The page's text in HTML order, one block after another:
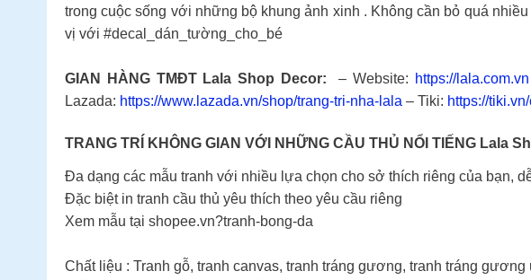
trong cuộc sống với những bộ khung ảnh xinh .️ Không cần bỏ quá
vị với #decal_dán_tường_cho_bé
GIAN HÀNG TMĐT Lala Shop Decor: – Website: https://lala.com.vn
Lazada: https://www.lazada.vn/shop/trang-tri-nha-lala – Tiki: https://
TRANG TRÍ KHÔNG GIAN VỚI NHỮNG CẦU THỦ NỔI TIẾNG Lala
Đa dạng các mẫu tranh với nhiều lựa chọn cho sở thích riêng của bạn,
Đặc biệt in tranh cầu thủ yêu thích theo yêu cầu riêng
Xem mẫu tại shopee.vn?tranh-bong-da
Chất liệu : Tranh gỗ, tranh canvas, tranh tráng gương, tranh tráng gương